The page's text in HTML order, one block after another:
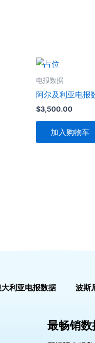
电报数据
阿尔及利亚电报
$3,500.00
加入购物车
利亚电报数据 波斯
最畅销